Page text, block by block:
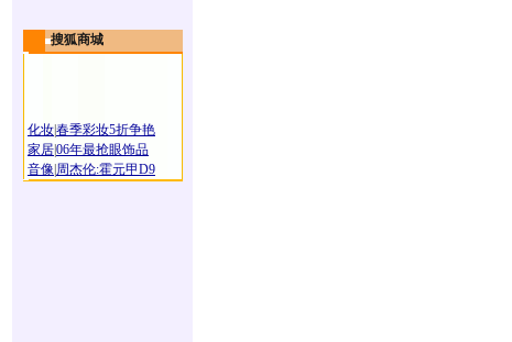
搜狐商城
化妆春季彩妆5折争艳
家居06年最抢眼饰品
音像 周杰伦:霍元甲D9